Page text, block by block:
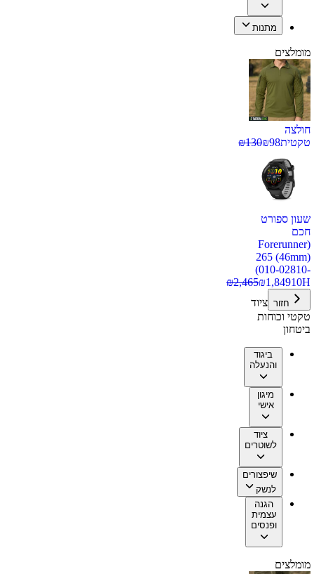
מתנות
מומלצים
חולצה
טקטית
₪98
₪130
שעון ספורט
חכם
(Forerunner
265 (46mm)
(010-02810-
10H
₪1,849
₪2,465
חזור ציוד
טקטי וכוחות
ביטחון
ביגוד
והנעלה
מיגון
אישי
ציוד
לשוטרים
שיפצורים
לנשק
הגנה
עצמית
ופנסים
מומלצים